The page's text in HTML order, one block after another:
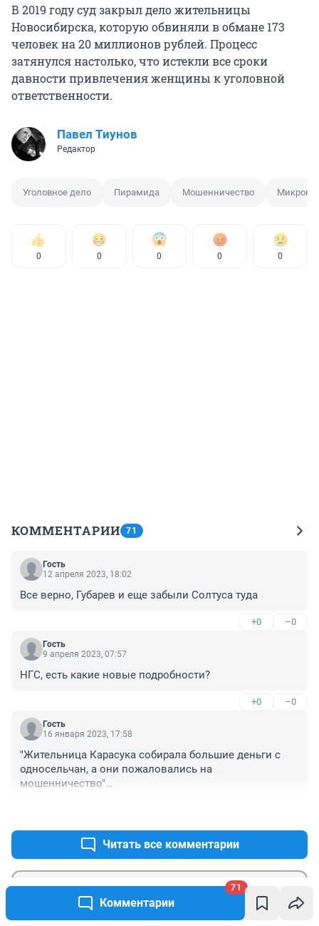
Комментарии
71
В 2019 году суд закрыл дело жительницы
Новосибирска, которую обвиняли в обмане 173
человек на 20 миллионов рублей. Процесс
затянулся настолько, что истекли все сроки
давности привлечения женщины к уголовной
ответственности.
Павел Тиунов
Редактор
Уголовное дело Пирамида Мошенничество
0 0 0 0 0
КОММЕНТАРИИ 71
Гость
12 апреля 2023, 18:02
Все верно, Губарев и еще забыли Солтуса туда
+0 –0
Гость
9 апреля 2023, 07:57
НГС, есть какие новые подробности?
+0 –0
Гость
16 января 2023, 17:58
"Жительница Карасука собирала большие деньги с
односельчан, а они пожаловались на
мошенничество"
Читать все комментарии
Отправить